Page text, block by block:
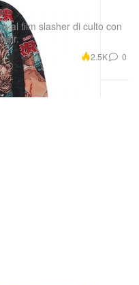
al film slasher di culto con
2.5K 0